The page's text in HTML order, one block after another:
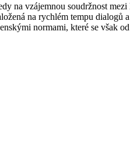
na vzájemnou soudržnost
na rychlém tempu
normami, které se však